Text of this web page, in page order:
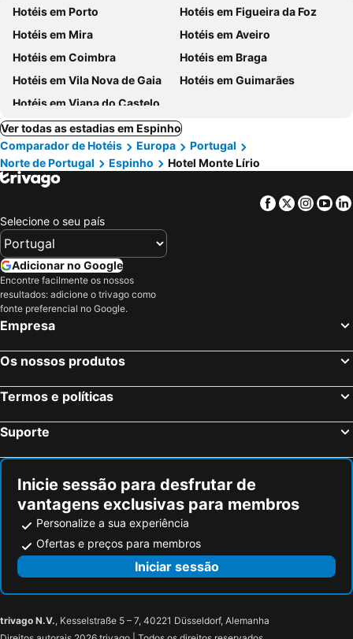
Hotéis em Porto
Hotéis em Figueira da Foz
Hotéis em Mira
Hotéis em Aveiro
Hotéis em Coimbra
Hotéis em Braga
Hotéis em Vila Nova de Gaia
Hotéis em Guimarães
Hotéis em Viana do Castelo
Ver todas as estadias em Espinho
Comparador de Hotéis
Europa
Portugal
Norte de Portugal
Espinho Hotel Monte Lírio
Facebook
Twitter
Selecione o seu país
Adicionar no Google
Encontre facilmente os nossos
resultados: adicione o trivago como
fonte preferencial no Google.
Empresa
Os nossos produtos
Termos e políticas
Suporte
Inicie sessão para desfrutar de
vantagens exclusivas para membros
Personalize a sua experiência
Ofertas e preços para membros
Iniciar sessão
trivago N.V., Kesselstraße 5 – 7, 40221 Düsseldorf, Alemanha